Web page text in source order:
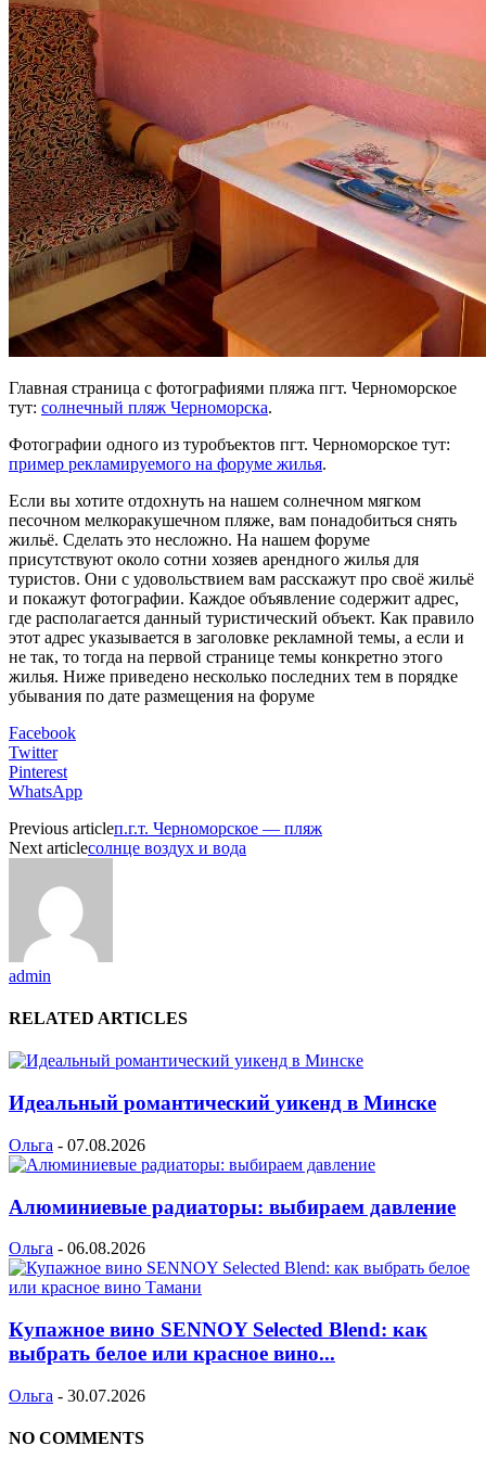
Главная страница с фотографиями пляжа пгт. Черноморское
тут: солнечный пляж Черноморска.
Фотографии одного из туробъектов пгт. Черноморское тут:
пример рекламируемого на форуме жилья.
Если вы хотите отдохнуть на нашем солнечном мягком
песочном мелкоракушечном пляже, вам понадобиться снять
жильё. Сделать это несложно. На нашем форуме
присутствуют около сотни хозяев арендного жилья для
туристов. Они с удовольствием вам расскажут про своё жильё
и покажут фотографии. Каждое объявление содержит адрес,
где располагается данный туристический объект. Как правило
этот адрес указывается в заголовке рекламной темы, а если и
не так, то тогда на первой странице темы конкретно этого
жилья. Ниже приведено несколько последних тем в порядке
убывания по дате размещения на форуме
Facebook
Twitter
Pinterest
WhatsApp
Previous articleп.г.т. Черноморское — пляж
Next articleсолнце воздух и вода
admin
RELATED ARTICLES
Идеальный романтический уикенд в Минске
Ольга - 07.08.2026
Алюминиевые радиаторы: выбираем давление
Ольга - 06.08.2026
Купажное вино SENNOY Selected Blend: как
выбрать белое или красное вино...
Ольга - 30.07.2026
NO COMMENTS